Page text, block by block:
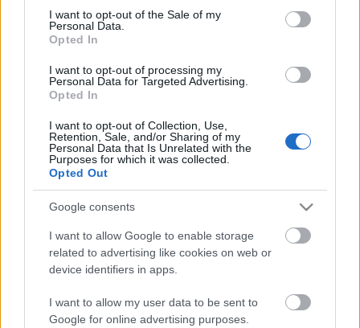
consent section.
I want to opt-out of the Sale of my
Personal Data.
Opted In
I want to opt-out of processing my
Personal Data for Targeted Advertising.
Opted In
I want to opt-out of Collection, Use,
Retention, Sale, and/or Sharing of my
Personal Data that Is Unrelated with the
Purposes for which it was collected.
Opted Out
Google consents
I want to allow Google to enable storage
related to advertising like cookies on web or
device identifiers in apps.
I want to allow my user data to be sent to
Google for online advertising purposes.
nemzetiségi színházak jelenét és jövőjét átfogó
egységes kulturális koncepció" - tették hozzá.
Jelezték, hogy a hazai kisebbségi színjátszás a
szövetség égisze alatt az összes olyan megjelenési
formát szeretné megtalálni, amellyel magyar és a
nem magyar közönségét meg tudja szólítani. "A
nemzetiségi színjátszás él, a magyar kultúra szerves
részeként pedig szeretne minél több emberhez
eljutni" - közölték.
"A színház egy olyan forma, amely segít az
elfogadásban, az értékek megőrzésében, a nemzeti
kultúránk népszerűsítésében. Szeretnénk
megmutatni, hogy itt vagyunk és felhívni a figyelmet
arra, hogy kulturális hagyatékunk a magyarországi